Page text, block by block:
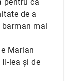
pentru că
de a
mai
Marian
lea și de